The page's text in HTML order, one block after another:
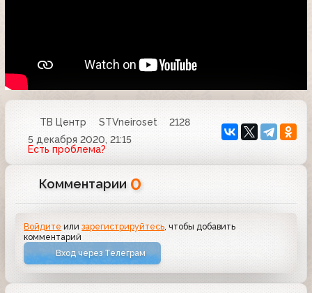
ТВ Центр STVneiroset
2128
5 декабря 2020, 21:15
Есть проблема?
Комментарии 0
Войдите илизарегистрируйтесь , чтобы добавить
комментарий
Вход через Телеграм